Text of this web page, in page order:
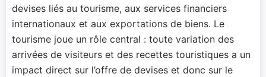
devises liés au tourisme, aux services financiers
internationaux et aux exportations de biens. Le
tourisme joue un rôle central : toute variation des
arrivées de visiteurs et des recettes touristiques a un
impact direct sur l’offre de devises et donc sur le